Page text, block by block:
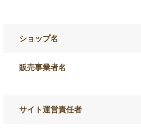
ショップ名
販売事業者名
サイト運営責任者